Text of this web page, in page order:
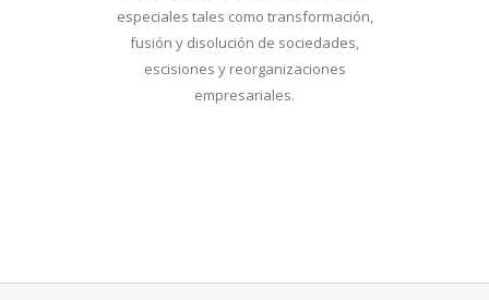
especiales tales como transformación,
fusión y disolución de sociedades,
escisiones y reorganizaciones
empresariales.